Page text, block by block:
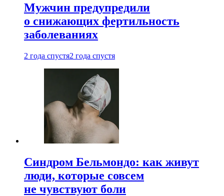
Мужчин предупредили
о снижающих фертильность
заболеваниях
2 года спустя2 года спустя
Синдром Бельмондо: как живут
люди, которые совсем
не чувствуют боли